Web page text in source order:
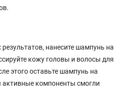
нанесите шампунь на
кожу головы и волосы для
этого оставьте шампунь на
активные компоненты смогли